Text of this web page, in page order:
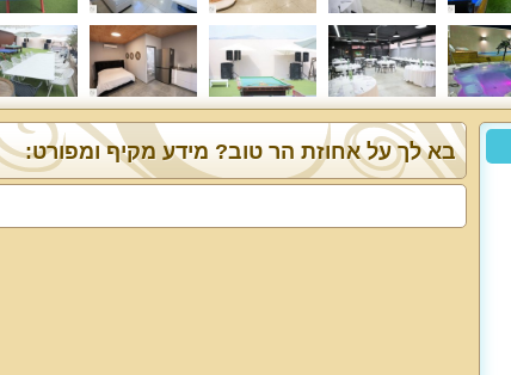
בא לך על אחוזת הר טוב? מידע מקיף ומפורט: